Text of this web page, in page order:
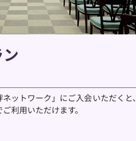
ットワーク」にご入会いただくと
利用いただけます。